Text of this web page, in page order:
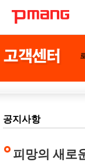
공지사항
피망의 새로